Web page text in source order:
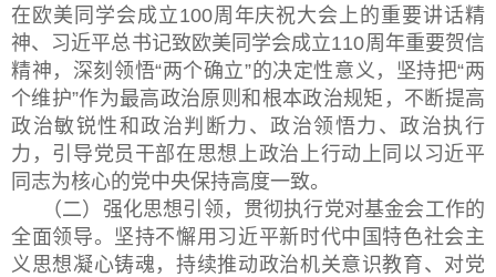
在欧美同学会成立100周年庆祝大会上的重要讲话精
神、习近平总书记致欧美同学会成立110周年重要贺信
精神，深刻领悟“两个确立”的决定性意义，坚持把“两
个维护”作为最高政治原则和根本政治规矩，不断提高
政治敏锐性和政治判断力、政治领悟力、政治执行
力，引导党员干部在思想上政治上行动上同以习近平
同志为核心的党中央保持高度一致。
（二）强化思想引领，贯彻执行党对基金会工作的
全面领导。坚持不懈用习近平新时代中国特色社会主
义思想凝心铸魂，持续推动政治机关意识教育、对党